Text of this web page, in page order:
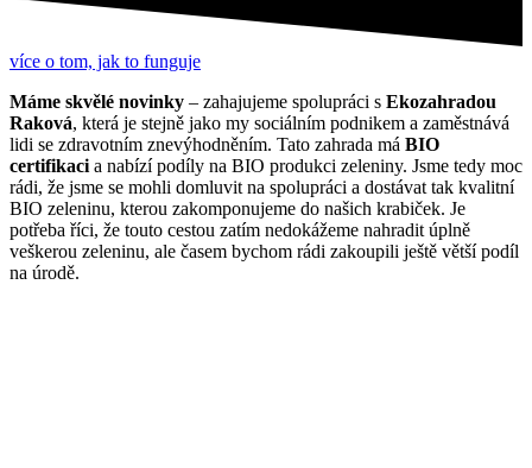
více o tom, jak to funguje
Máme skvělé novinky – zahajujeme spolupráci s Ekozahradou
Raková, která je stejně jako my sociálním podnikem a zaměstnává
lidi se zdravotním znevýhodněním. Tato zahrada má BIO
certifikaci a nabízí podíly na BIO produkci zeleniny. Jsme tedy moc
rádi, že jsme se mohli domluvit na spolupráci a dostávat tak kvalitní
BIO zeleninu, kterou zakomponujeme do našich krabiček. Je
potřeba říci, že touto cestou zatím nedokážeme nahradit úplně
veškerou zeleninu, ale časem bychom rádi zakoupili ještě větší podíl
na úrodě.